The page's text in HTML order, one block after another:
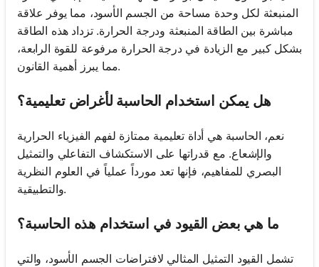
المنبعثة لكل وحدة مساحة من الجسم الأسود، مما يوفر علاقة
مباشرة بين الطاقة المنبعثة ودرجة الحرارة. تزداد هذه الطاقة
بشكل كبير مع الزيادة في درجة الحرارة مرفوعة للقوة الرابعة،
مما يبرز أهمية القانون.
هل يمكن استخدام الحاسبة لأغراض تعليمية؟
نعم، الحاسبة هي أداة تعليمية ممتازة لفهم الفيزياء الحرارية
والإشعاع. مع قدراتها على الاستكشاف التفاعلي والتمثيل
البصري للمفاهيم، فإنها تعد مورداً عملياً في العلوم النظرية
والتطبيقية.
ما هي بعض القيود في استخدام هذه الحاسبة؟
تشمل القيود التمثيل المثالي لافتراضات الجسم الأسود، والتي